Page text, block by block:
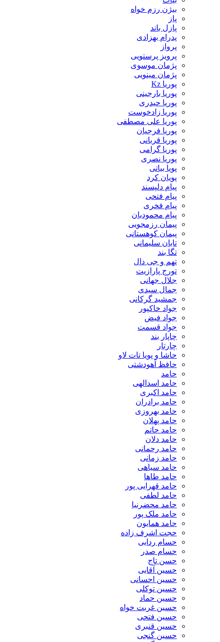
بیژن رزم خواه
پاز
پازل باند
پدرام بهزادی
پرواز
پرویز پرستویی
پژمان موسوی
پژمان مینویی
پوریا Kz
پوریا بارجینی
پوریا حیدری
پوریا زادخوست
پوریا علی مصطفی
پوریا فرجیان
پوریا قربانی
پوریا گرامی
پوریا نصری
پویا بیاتی
پویان کرد
پیام دلپسند
پیام فتحی
پیام فخری
پیام محمودیان
پیمان رزمجویی
پیمان کوهستانی
تابان سلیمانی
تگا بند
تهم و جی دال
تورج پارازیت
جلال جهانی
جمال سیدی
جمشید گرکانی
جواد خاکپور
جواد فیض
جواد قسمت
چاپار بند
چارتار
حاشا و پویا تات لاو
حافظ آهودشتی
حامد
حامد اسدالهی
حامد اکبری
حامد برادران
حامد بهروزی
حامد پهلان
حامد حاتم
حامد دلان
حامد رحمانی
حامد زمانی
حامد سیاهی
حامد طاها
حامد قهرایی پور
حامد لطفی
حامد محضرنیا
حامد ملک پور
حامد همایون
حجت اشرف زاده
حسام ردایی
حسام صدر
حسن تاج
حسین آقایی
حسین احسانی
حسین توکلی
حسین حماد
حسین غربت خواه
حسین فتحی
حسین قنبری
حسین گنجی